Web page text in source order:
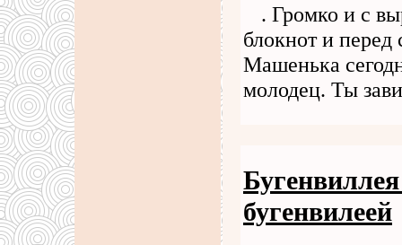
. Громко и с
блокнот и
Машенька
молодец. Ты
бугенвилеей